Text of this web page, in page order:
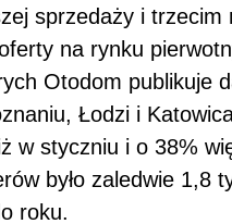
sprzedaży i trzecim
na rynku
Otodom publikuje
Łodzi i
w styczniu i o 38%
było zaledwie 1,8
roku.